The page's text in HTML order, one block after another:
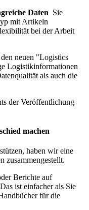
Daten Sie
mit Artikeln
bei der Arbeit
neuen "Logistics
Logistikinformationen
als auch die
der Veröffentlichung
machen
haben wir eine
zusammengestellt.
Berichte auf
ist einfacher als Sie
für die